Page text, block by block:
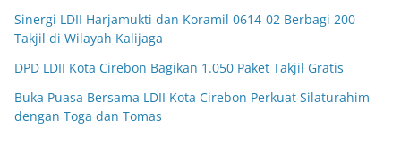
Sinergi LDII Harjamukti dan Koramil 0614-02 Berbagi 200
Takjil di Wilayah Kalijaga
DPD LDII Kota Cirebon Bagikan 1.050 Paket Takjil Gratis
Buka Puasa Bersama LDII Kota Cirebon Perkuat Silaturahim
dengan Toga dan Tomas